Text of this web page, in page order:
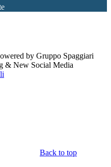
by Gruppo Spaggiari
& New Social Media
Back to top